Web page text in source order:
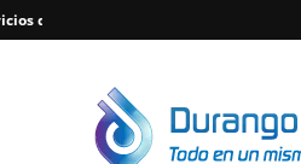
de Plomería Confiables en Durango,...